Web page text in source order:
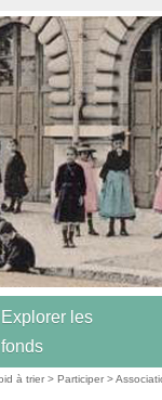
Explorer les
fonds
à trier >Participer >